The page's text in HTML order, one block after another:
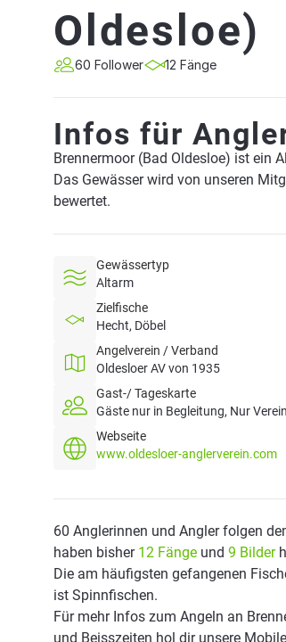
Oldesloe)
60 Follower 12 Fänge
Infos für
Brennermoor (Bad Oldesloe) ist ein
Das Gewässer wird von unseren
bewertet.
Gewässertyp
Altarm
Zielfische
Hecht, Döbel
Angelverein / Verband
Oldesloer AV von 1935
Gast-/ Tageskarte
Gäste nur in Begleitung, Nur
Webseite
www.oldesloer-anglerverein.com
60 Anglerinnen und Angler folgen
haben bisher 12 Fänge und 9 Bilder
Die am häufigsten gefangenen
ist Spinnfischen.
Für mehr Infos zum Angeln an
und Beisszeiten hol dir unsere